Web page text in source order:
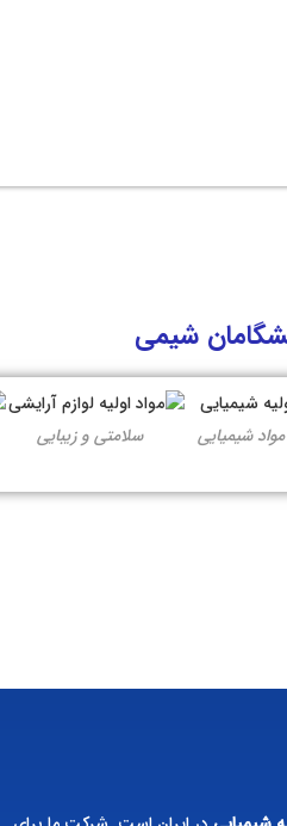
شیمی
شیمیایی سلامتی و زیبایی